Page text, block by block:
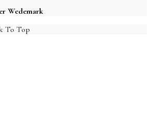
Wedemark